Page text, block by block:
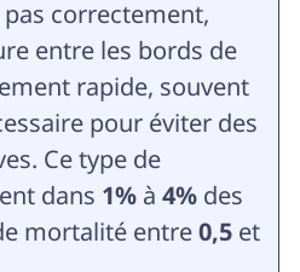
correctement,
entre les bords de
rapide, souvent
pour éviter des
Ce type de
dans 1% à 4%des
mortalité entre0,5et